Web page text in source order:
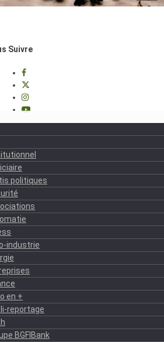
Suivre
politiques
industrie
en +
reportage
BGFIBank